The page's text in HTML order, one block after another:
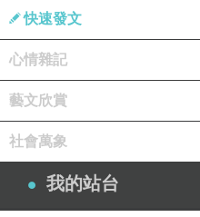
為了怕留下太多氣球碎屑
快速發文
心情雜記
藝文欣賞
社會萬象
我的站台